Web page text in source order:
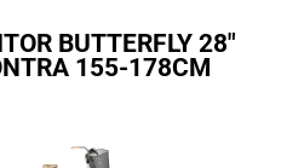
BUTTERFLY 28"
155-178CM